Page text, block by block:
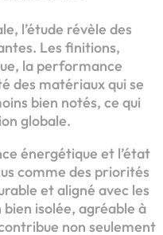
l’étude révèle des
Les finitions,
la performance
des matériaux qui se
bien notés, ce qui
globale.
énergétique et l’état
comme des priorités
et aligné avec les
isolée, agréable à
non seulement